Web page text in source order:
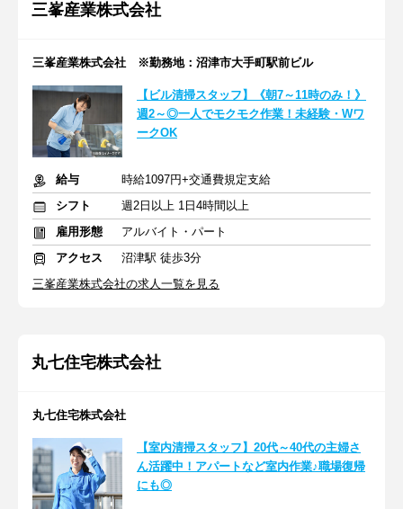
三峯産業株式会社
三峯産業株式会社 ※勤務地：沼津市大手町駅前ビル
【ビル清掃スタッフ】《朝7～11時のみ！》
週2～◎一人でモクモク作業！未経験・Wワ
ークOK
給与
時給1097円+交通費規定支給
シフト
週2日以上 1日4時間以上
雇用形態
アルバイト・パート
アクセス
沼津駅 徒歩3分
三峯産業株式会社の求人一覧を見る
丸七住宅株式会社
丸七住宅株式会社
【室内清掃スタッフ】20代～40代の主婦さ
ん活躍中！アパートなど室内作業♪職場復帰
にも◎